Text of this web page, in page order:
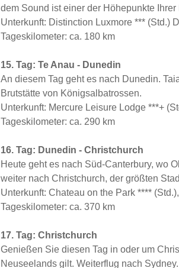
dem Sound ist einer der Höhepunkte
Unterkunft: Distinction Luxmore *** (Std.)
Tageskilometer: ca. 180 km
15. Tag: Te Anau - Dunedin
An diesem Tag geht es nach Dunedin.
Brutstätte von Königsalbatrossen.
Unterkunft: Mercure Leisure Lodge ***+
Tageskilometer: ca. 290 km
16. Tag: Dunedin - Christchurch
Heute geht es nach Süd-Canterbury, wo
weiter nach Christchurch, der größten
Unterkunft: Chateau on the Park ****
Tageskilometer: ca. 370 km
17. Tag: Christchurch
Genießen Sie diesen Tag in oder um
Neuseelands gilt. Weiterflug nach Sydney.